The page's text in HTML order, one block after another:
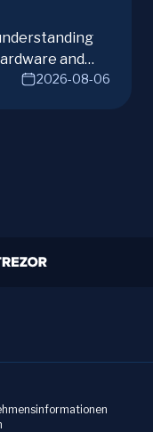
and
your Litecoin
2026-08-06